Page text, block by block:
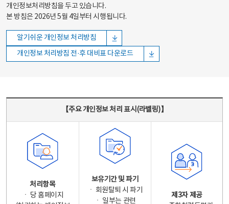
개인정보처리방침을 두고 있습니다.
본 방침은 2026년 5월 4일부터 시행됩니다.
알기쉬운 개인정보 처리방침
개인정보 처리방침 전·후 대비표 다운로드
【주요 개인정보 처리 표시(라벨링)】
처리항목
ㆍ 당 홈페이지
보유기간 및 파기
ㆍ 회원탈퇴 시 파기
ㆍ 일부는 관련
제3자 제공